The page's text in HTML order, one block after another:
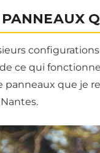
PANNEAUX
ce qui
panneaux que je